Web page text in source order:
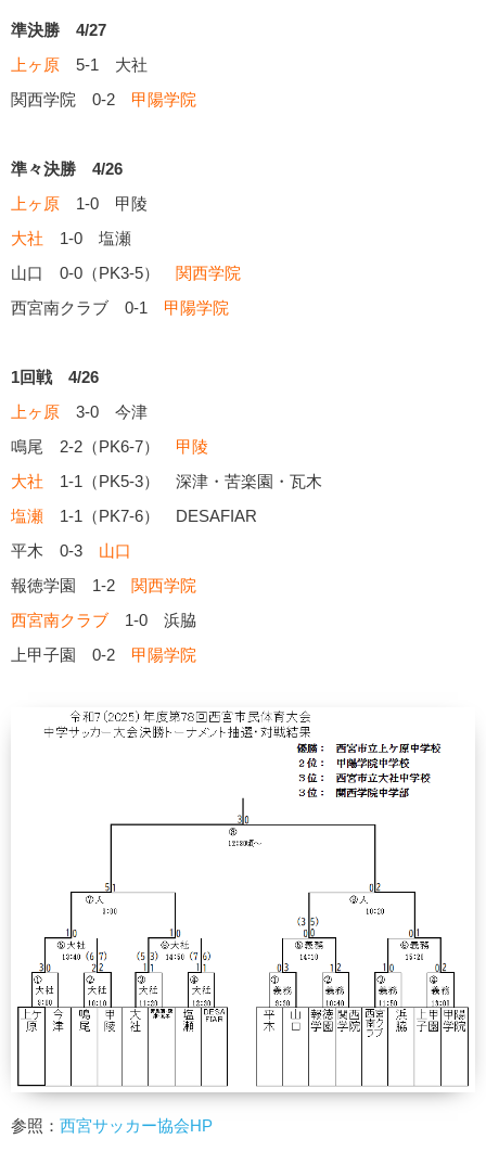
準決勝 4/27
上ヶ原 5-1 大社
関西学院 0-2 甲陽学院
準々決勝 4/26
上ヶ原 1-0 甲陵
大社 1-0 塩瀬
山口 0-0（PK3-5） 関西学院
西宮南クラブ 0-1 甲陽学院
1回戦 4/26
上ヶ原 3-0 今津
鳴尾 2-2（PK6-7） 甲陵
大社 1-1（PK5-3） 深津・苦楽園・瓦木
塩瀬 1-1（PK7-6） DESAFIAR
平木 0-3 山口
報徳学園 1-2 関西学院
西宮南クラブ 1-0 浜脇
上甲子園 0-2 甲陽学院
参照： 西宮サッカー協会HP